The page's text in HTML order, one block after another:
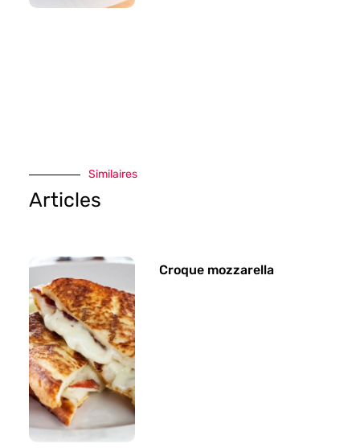
Similaires
Articles
Croque mozzarella